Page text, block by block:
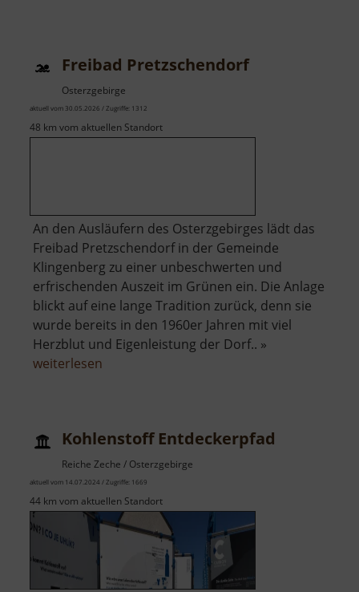
Freibad Pretzschendorf
Osterzgebirge
aktuell vom 30.05.2026 / Zugriffe: 1312
48 km vom aktuellen Standort
An den Ausläufern des Osterzgebirges lädt das
Freibad Pretzschendorf in der Gemeinde
Klingenberg zu einer unbeschwerten und
erfrischenden Auszeit im Grünen ein. Die Anlage
blickt auf eine lange Tradition zurück, denn sie
wurde bereits in den 1960er Jahren mit viel
Herzblut und Eigenleistung der Dorf.. »
weiterlesen
Kohlenstoff Entdeckerpfad
Reiche Zeche / Osterzgebirge
aktuell vom 14.07.2024 / Zugriffe: 1669
44 km vom aktuellen Standort